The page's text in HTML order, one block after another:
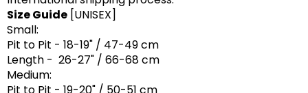
Size Guide [UNISEX]
Small:
Pit to Pit - 18-19" / 47-49 cm
Length - 26-27" / 66-68 cm
Medium: